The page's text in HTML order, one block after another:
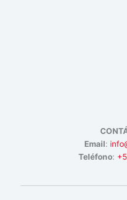
Email:
Teléfono: